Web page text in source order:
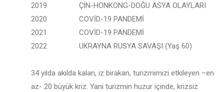
2019 ÇİN-HONKONG-DOĞU ASYA OLAYLARI
2020 COVİD-19 PANDEMİ
2021 COVİD-19 PANDEMİ
2022 UKRAYNA RUSYA SAVAŞI (Yaş 60)
34 yılda akılda kalan, iz bırakan, turizmimizi etkileyen –en
az- 20 büyük kriz. Yani turizmin huzur içinde, krizsiz